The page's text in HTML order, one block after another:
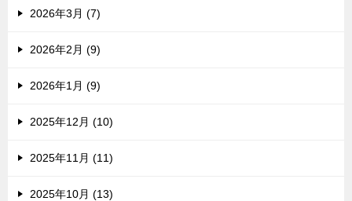
2026年3月 (7)
2026年2月 (9)
2026年1月 (9)
2025年12月 (10)
2025年11月 (11)
2025年10月 (13)